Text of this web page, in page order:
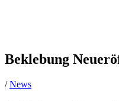
Beklebung
/News